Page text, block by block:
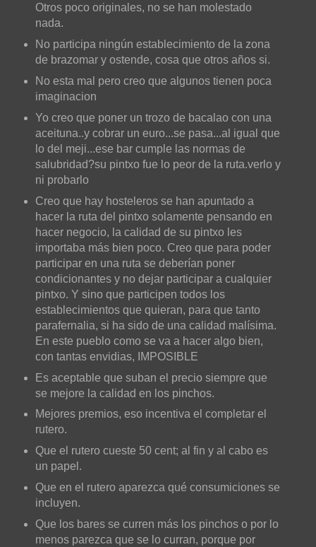
Otros poco originales, no se han molestado
nada.
No participa ningún establecimiento de la zona
de brazomar y ostende, cosa que otros años si.
No esta mal pero creo que algunos tienen poca
imaginacion
Yo creo que poner un trozo de bacalao con una
aceituna..y cobrar un euro...se pasa...al igual que
lo del meji...ese bar cumple las normas de
salubridad?su pintxo fue lo peor de la ruta.verlo y
ni probarlo
Creo que hay hosteleros se han apuntado a
hacer la ruta del pintxo solamente pensando en
hacer negocio, la calidad de su pintxo les
importaba más bien poco. Creo que para poder
participar en una ruta se deberían poner
condicionantes y no dejar participar a cualquier
pintxo. Y sino que participen todos los
establecimientos que quieran, para que tanto
parafernalia, si ha sido de una calidad malísima.
En este pueblo como se va a hacer algo bien,
con tantas envidias, IMPOSIBLE
Es aceptable que suban el precio siempre que
se mejore la calidad en los pinchos.
Mejores premios, eso incentiva el completar el
rutero.
Que el rutero cueste 50 cent; al fin y al cabo es
un papel.
Que en el rutero aparezca qué consumiciones se
incluyen.
Que los bares se curren más los pinchos o por lo
menos parezca que se lo curran, porque por